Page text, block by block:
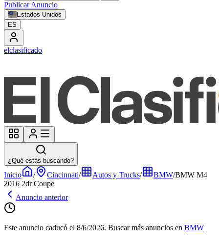
Publicar Anuncio
Estados Unidos
ES
elclasificado
¿Qué estás buscando?
Inicio / Cincinnati/ Autos y Trucks/ BMW/BMW M4
2016 2dr Coupe
Anuncio anterior
Este anuncio caducó el 8/6/2026. Buscar más anuncios en BMW